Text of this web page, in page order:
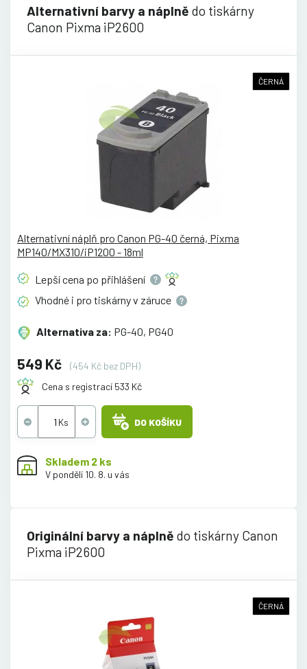
Alternativní barvy a náplně do tiskárny
Canon Pixma iP2600
ČERNÁ
Alternativní náplň pro Canon PG-40 černá, Pixma
MP140/MX310/iP1200 - 18ml
Lepší cena po přihlášení
Vhodné i pro tiskárny v záruce
Alternativa za: PG-40, PG40
549 Kč
(454 Kč bez DPH)
Cena s registrací 533 Kč
DO KOŠÍKU
Skladem 2 ks
V pondělí 10. 8. u vás
Originální barvy a náplně do tiskárny Canon
Pixma iP2600
ČERNÁ